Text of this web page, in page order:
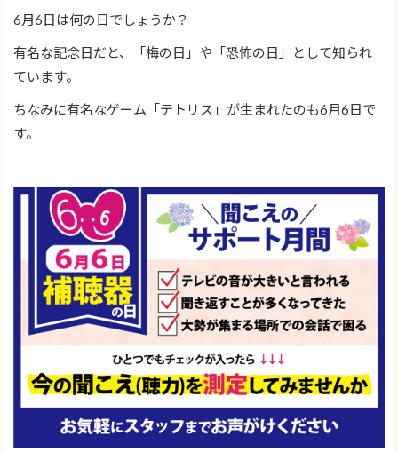
6月6日は何の日でしょうか？
有名な記念日だと、「梅の日」や「恐怖の日」として知られ
ています。
ちなみに有名なゲーム「テトリス」が生まれたのも6月6日で
す。